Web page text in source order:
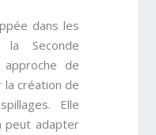
dans les
Seconde
approche de
la création de
Elle
peut adapter